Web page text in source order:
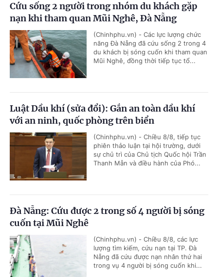
Cứu sống 2 người trong nhóm du khách gặp
nạn khi tham quan Mũi Nghê, Đà Nẵng
(Chinhphu.vn) - Các lực lượng chức
năng Đà Nẵng đã cứu sống 2 trong 4
du khách bị sóng cuốn khi tham quan
Mũi Nghê, đồng thời tiếp tục tổ...
Luật Dầu khí (sửa đổi): Gắn an toàn dầu khí
với an ninh, quốc phòng trên biển
(Chinhphu.vn) - Chiều 8/8, tiếp tục
phiên thảo luận tại hội trường, dưới
sự chủ trì của Chủ tịch Quốc hội Trần
Thanh Mẫn và điều hành của Phó...
Đà Nẵng: Cứu được 2 trong số 4 người bị sóng
cuốn tại Mũi Nghê
(Chinhphu.vn) - Chiều 8/8, các lực
lượng tìm kiếm, cứu nạn tại TP. Đà
Nẵng đã cứu được nạn nhân thứ hai
trong vụ 4 người bị sóng cuốn khi...